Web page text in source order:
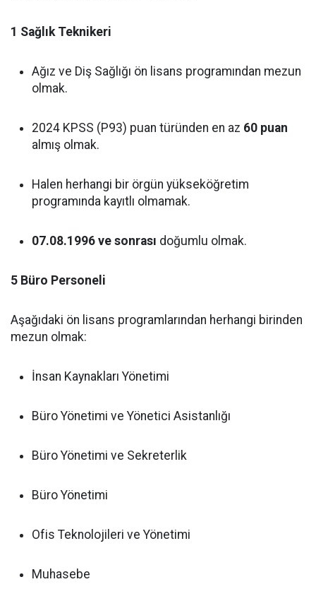
1 Sağlık Teknikeri
Ağız ve Diş Sağlığı ön lisans programından mezun
olmak.
2024 KPSS (P93) puan türünden en az 60 puan
almış olmak.
Halen herhangi bir örgün yükseköğretim
programında kayıtlı olmamak.
07.08.1996 ve sonrası doğumlu olmak.
5 Büro Personeli
Aşağıdaki ön lisans programlarından herhangi birinden
mezun olmak:
İnsan Kaynakları Yönetimi
Büro Yönetimi ve Yönetici Asistanlığı
Büro Yönetimi ve Sekreterlik
Büro Yönetimi
Ofis Teknolojileri ve Yönetimi
Muhasebe